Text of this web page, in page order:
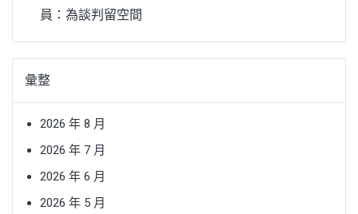
員：為談判留空間
彙整
2026 年 8 月
2026 年 7 月
2026 年 6 月
2026 年 5 月